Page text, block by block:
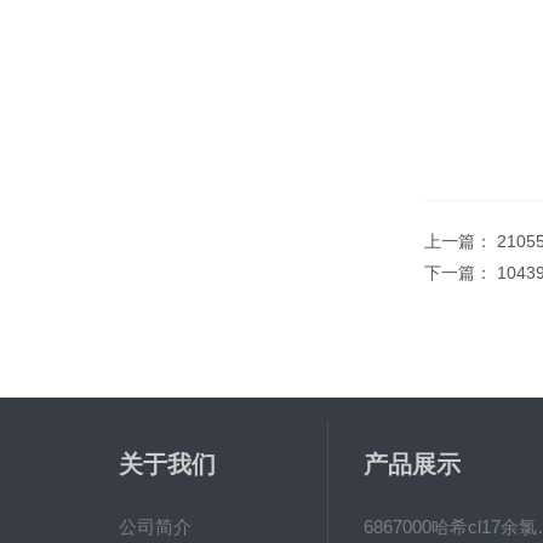
上一篇：
下一篇：
关于我们
公司简介
产品展示
6867000